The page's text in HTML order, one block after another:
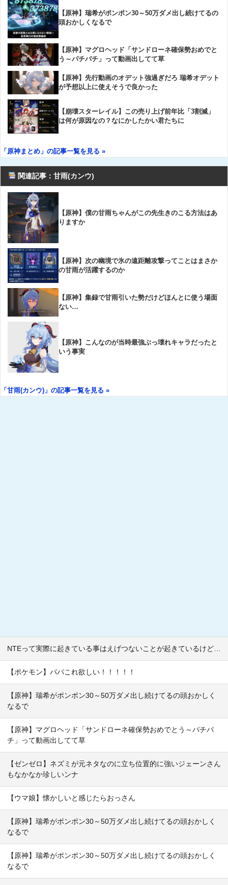
【原神】瑞希がポンポン30～50万ダメ出し続けてるの
頭おかしくなるで
【原神】マグロヘッド「サンドローネ確保勢おめでと
う～パチパチ」って動画出してて草
【原神】先行動画のオデット強過ぎだろ 瑞希オデット
が予想以上に使えそうで良かった
【崩壊スターレイル】この売り上げ前年比「3割減」
は何が原因なの？なにかしたかい君たちに
「原神まとめ」の記事一覧を見る »
関連記事：甘雨(カンウ)
【原神】僕の甘雨ちゃんがこの先生きのこる方法はあ
りますか
【原神】次の幽境で氷の遠距離攻撃ってことはまさか
の甘雨が活躍するのか
【原神】集録で甘雨引いた勢だけどほんとに使う場面
ない…
【原神】こんなのが当時最強ぶっ壊れキャラだったと
いう事実
「甘雨(カンウ)」の記事一覧を見る »
NTEって実際に起きている事はえげつないことが起きているけど…
【ポケモン】パパこれ欲しい！！！！！
【原神】瑞希がポンポン30～50万ダメ出し続けてるの頭おかしく
なるで
【原神】マグロヘッド「サンドローネ確保勢おめでとう～パチパ
チ」って動画出してて草
【ゼンゼロ】ネズミが元ネタなのに立ち位置的に強いジェーンさん
もなかなか珍しいンナ
【ウマ娘】懐かしいと感じたらおっさん
【原神】瑞希がポンポン30～50万ダメ出し続けてるの頭おかしく
なるで
【原神】瑞希がポンポン30～50万ダメ出し続けてるの頭おかしく
なるで